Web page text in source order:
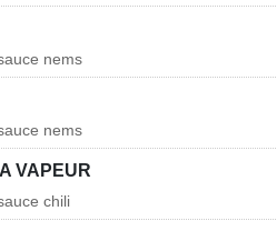
nems
nems
VAPEUR
chili